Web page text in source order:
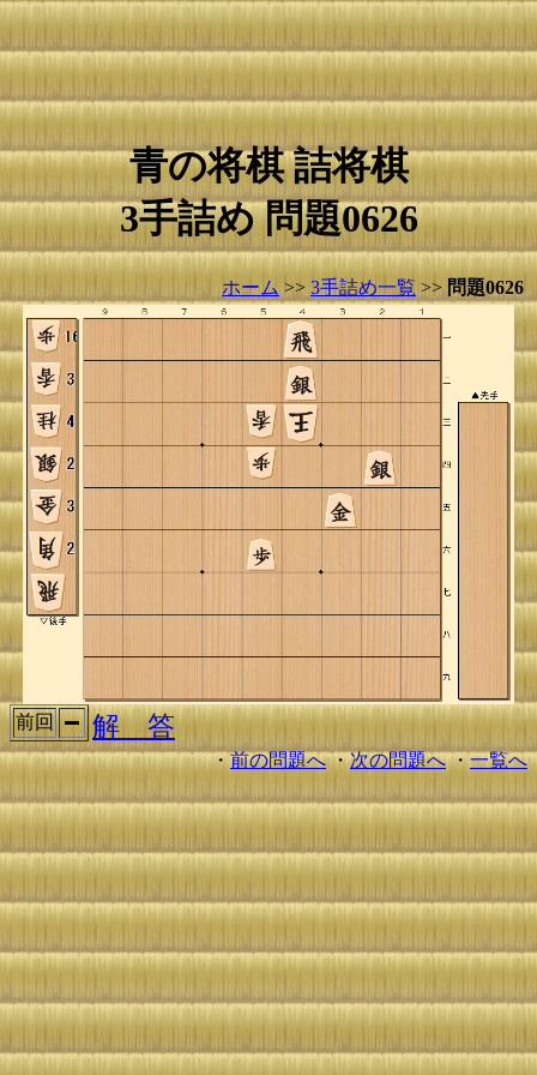
青の将棋 詰将棋
3手詰め 問題0626
ホーム >> 3手詰め一覧 >> 問題0626
前回 解 答
・前の問題へ・次の問題へ・一覧へ